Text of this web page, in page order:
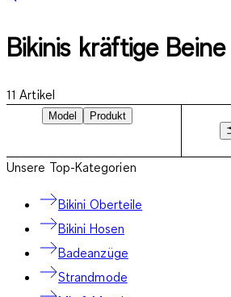
Bikinis kräftige Beine
11 Artikel
Model
Produkt
Unsere Top-Kategorien
Bikini Oberteile
Bikini Hosen
Badeanzüge
Strandmode